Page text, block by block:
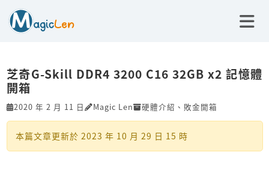
芝奇G-Skill DDR4 3200 C16 32GB x2 記憶體
開箱
2020 年 2 月 11 日 Magic Len 硬體介紹 、 敗金開箱
本篇文章更新於 2023 年 10 月 29 日 15 時